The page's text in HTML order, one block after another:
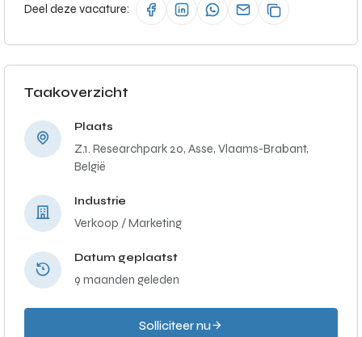
Deel deze vacature:
Taakoverzicht
Plaats
Z.1. Researchpark 20, Asse, Vlaams-Brabant,
België
Industrie
Verkoop / Marketing
Datum geplaatst
9 maanden geleden
Solliciteer nu